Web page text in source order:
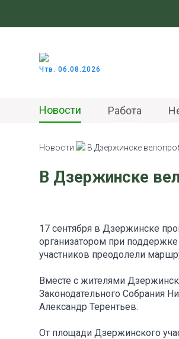
Чтв. 06.08.2026
Новости Работа
Новости В Дзержинске
В Дзержинске
17 сентября в Дзержинске
организатором при
участников преодолели
Вместе с жителями
Законодательного Собрания
Александр Терентьев.
От площади Дзержинского